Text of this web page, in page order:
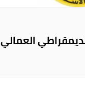
العمالي